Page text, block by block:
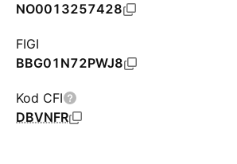
NO0013257428
FIGI
BBG01N72PWJ8
Kod CFI
DBVNFR